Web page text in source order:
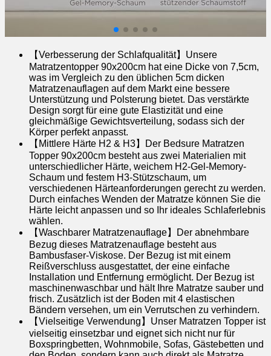
【Verbesserung der Schlafqualität】Unsere
Matratzentopper 90x200cm hat eine Dicke von 7,5cm,
was im Vergleich zu den üblichen 5cm dicken
Matratzenauflagen auf dem Markt eine bessere
Unterstützung und Polsterung bietet. Das verstärkte
Design sorgt für eine gute Elastizität und eine
gleichmäßige Gewichtsverteilung, sodass sich der
Körper perfekt anpasst.
【Mittlere Härte H2 & H3】Der Bedsure Matratzen
Topper 90x200cm besteht aus zwei Materialien mit
unterschiedlicher Härte, weichem H2-Gel-Memory-
Schaum und festem H3-Stützschaum, um
verschiedenen Härteanforderungen gerecht zu werden.
Durch einfaches Wenden der Matratze können Sie die
Härte leicht anpassen und so Ihr ideales Schlaferlebnis
wählen.
【Waschbarer Matratzenauflage】Der abnehmbare
Bezug dieses Matratzenauflage besteht aus
Bambusfaser-Viskose. Der Bezug ist mit einem
Reißverschluss ausgestattet, der eine einfache
Installation und Entfernung ermöglicht. Der Bezug ist
maschinenwaschbar und hält Ihre Matratze sauber und
frisch. Zusätzlich ist der Boden mit 4 elastischen
Bändern versehen, um ein Verrutschen zu verhindern.
【Vielseitige Verwendung】Unser Matratzen Topper ist
vielseitig einsetzbar und eignet sich nicht nur für
Boxspringbetten, Wohnmobile, Sofas, Gästebetten und